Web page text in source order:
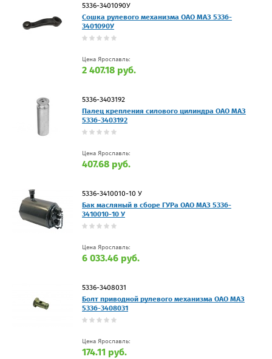
5336-3401090У
Сошка рулевого механизма ОАО МАЗ 5336-
3401090У
Цена Ярославль:
2 407.18 руб.
5336-3403192
Палец крепления силового цилиндра ОАО МАЗ
5336-3403192
Цена Ярославль:
407.68 руб.
5336-3410010-10 У
Бак масляный в сборе ГУРа ОАО МАЗ 5336-
3410010-10 У
Цена Ярославль:
6 033.46 руб.
5336-3408031
Болт приводной рулевого механизма ОАО МАЗ
5336-3408031
Цена Ярославль:
174.11 руб.